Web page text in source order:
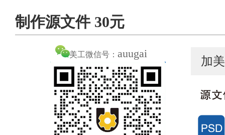
制作源文件 30元
美工微信号： auugai
加